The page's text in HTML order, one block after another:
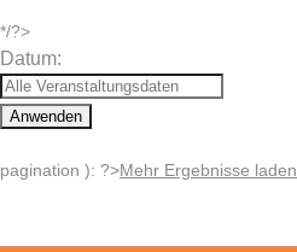
*/?>
Datum:
Anwenden
pagination ): ?>Mehr Ergebnisse laden